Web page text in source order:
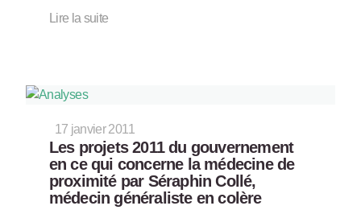
Lire la suite
17 janvier 2011
Les projets 2011 du gouvernement
en ce qui concerne la médecine de
proximité par Séraphin Collé,
médecin généraliste en colère